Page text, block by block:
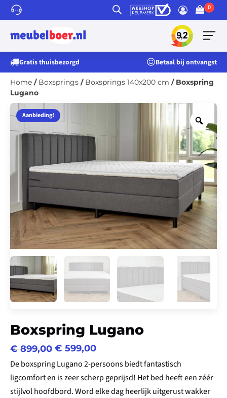
Gratis thuisbezorgd Betaal bij ontvangst
Home / Boxsprings / Boxsprings 140x200 cm / Boxspring
Lugano
Aanbieding!
Boxspring Lugano
€899,00
Oorspronkelijke
prijs
was:
€ 899,00.
€ 599,00
Huidige
prijs
is:
€ 599,00.
De boxspring Lugano 2-persoons biedt fantastisch
ligcomfort en is zeer scherp geprijsd! Het bed heeft een zéér
stijlvol hoofdbord. Word elke dag heerlijk uitgerust wakker
Boxspring
Lugano